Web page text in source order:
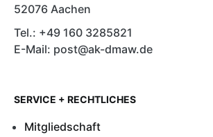
52076 Aachen
Tel.: +49 160 3285821
E-Mail: post@ak-dmaw.de
SERVICE + RECHTLICHES
Mitgliedschaft